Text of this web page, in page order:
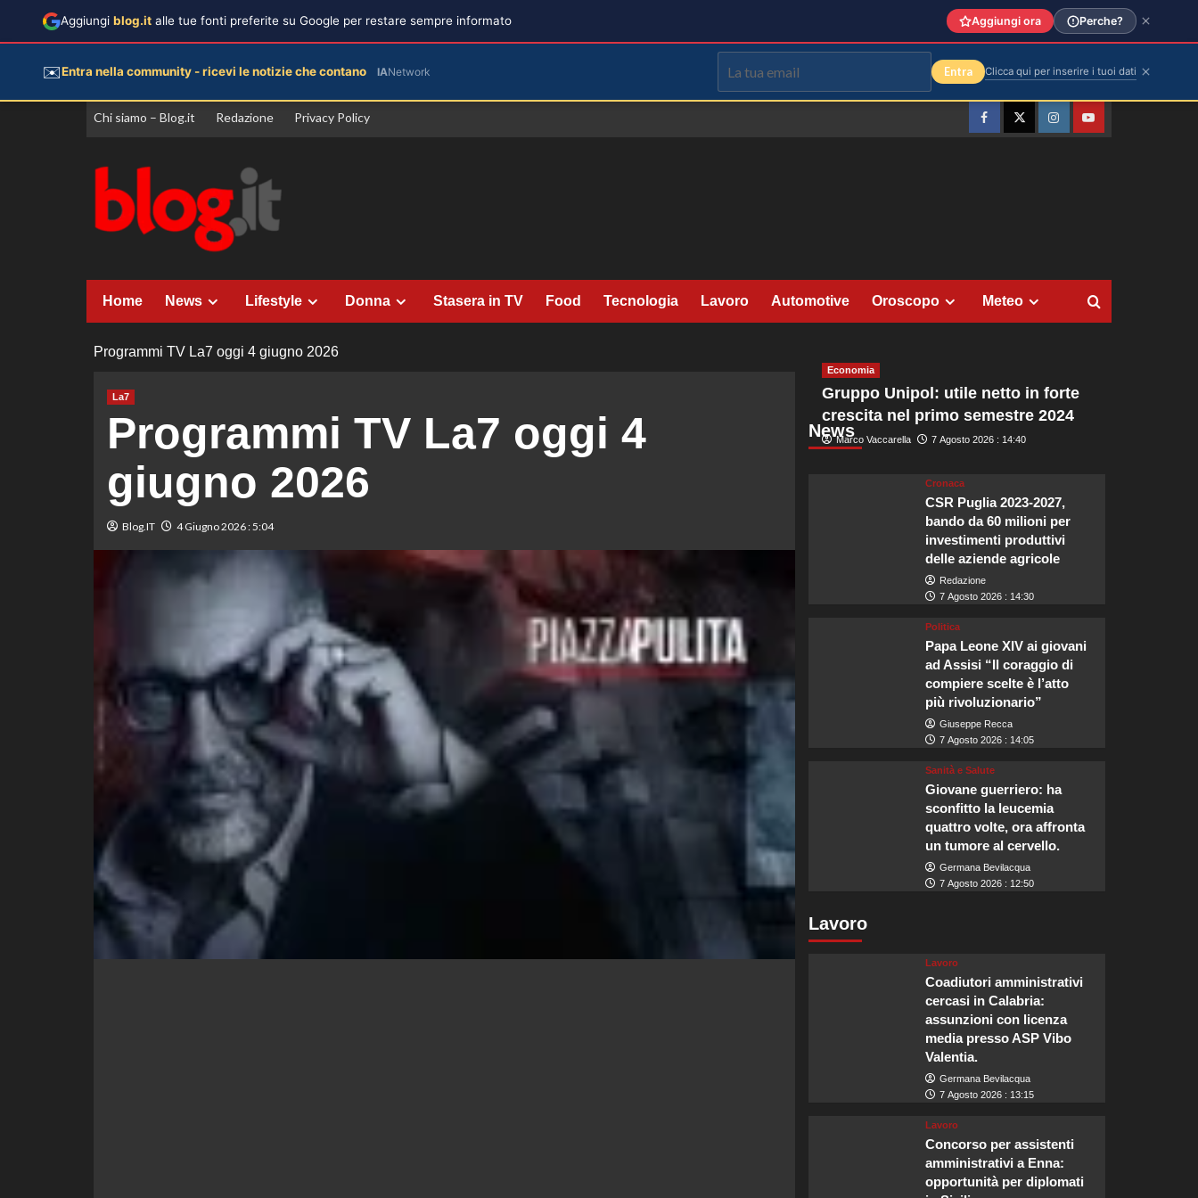
Vai
Chi siamo – Blog.it Redazione Privacy Policy
FacebookTwitterInstagramYouTube
Home News Lifestyle Donna Stasera in TV Food Tecnologia Lavoro Automotive Oroscopo Meteo
Programmi TV La7 oggi 4 giugno 2026
La7
Programmi TV La7 oggi 4
giugno 2026
Blog.IT 4 Giugno 2026 : 5:04
News
Economia
Gruppo Unipol: utile netto in forte
crescita nel primo semestre 2024
Marco Vaccarella 7 Agosto 2026 : 14:40
Cronaca
CSR Puglia 2023-2027,
bando da 60 milioni per
investimenti produttivi
delle aziende agricole
Redazione
7 Agosto 2026 : 14:30
Politica
Papa Leone XIV ai giovani
ad Assisi “Il coraggio di
compiere scelte è l’atto
più rivoluzionario”
Giuseppe Recca
7 Agosto 2026 : 14:05
Sanità e Salute
Giovane guerriero: ha
sconfitto la leucemia
quattro volte, ora affronta
un tumore al cervello.
Germana Bevilacqua
7 Agosto 2026 : 12:50
Lavoro
Lavoro
Coadiutori amministrativi
cercasi in Calabria:
assunzioni con licenza
media presso ASP Vibo
Valentia.
Germana Bevilacqua
7 Agosto 2026 : 13:15
Lavoro
Concorso per assistenti
amministrativi a Enna:
opportunità per diplomati
Aggiungi blog.it alle tue fonti preferite su Google per restare sempre informato Aggiungi ora Perche?
✉️Entra nella community - ricevi le notizie che contano IANetwork Entra Clicca qui per inserire i tuoi dati